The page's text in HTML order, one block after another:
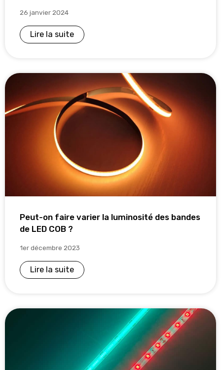
26 janvier 2024
Lire la suite
Peut-on faire varier la luminosité des bandes
de LED COB ?
1er décembre 2023
Lire la suite